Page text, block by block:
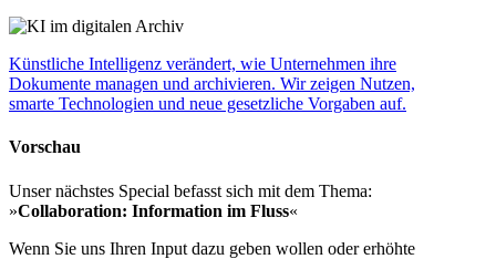
Künstliche Intelligenz verändert, wie Unternehmen ihre
Dokumente managen und archivieren. Wir zeigen Nutzen,
smarte Technologien und neue gesetzliche Vorgaben auf.
Vorschau
Unser nächstes Special befasst sich mit dem Thema:
»Collaboration: Information im Fluss«
Wenn Sie uns Ihren Input dazu geben wollen oder erhöhte